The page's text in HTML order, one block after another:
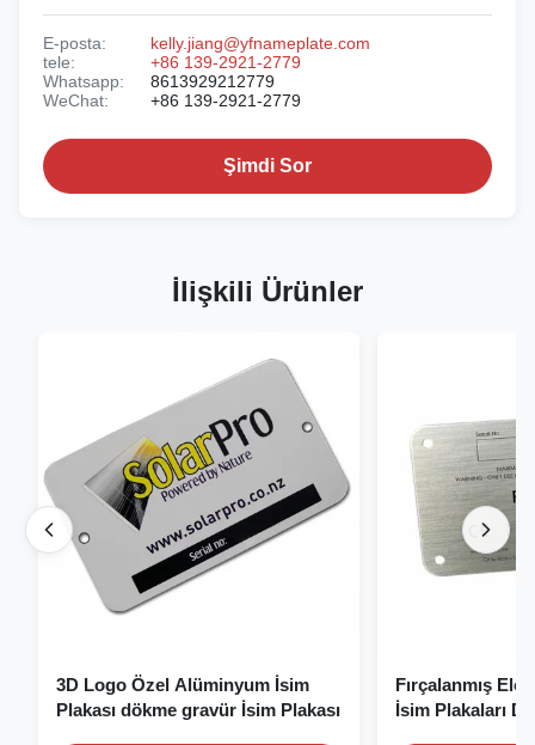
E-posta:
kelly.jiang@yfnameplate.com
tele:
+86 139-2921-2779
Whatsapp:
8613929212779
WeChat:
+86 139-2921-2779
Şimdi Sor
İlişkili Ürünler
3D Logo Özel Alüminyum İsim
Plakası dökme gravür İsim Plakası
Fırçalanmış
İsim Plakaları